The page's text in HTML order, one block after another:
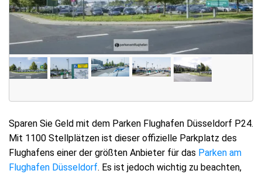
Sparen Sie Geld mit dem Parken Flughafen Düsseldorf P24.
Mit 1100 Stellplätzen ist dieser offizielle Parkplatz des
Flughafens einer der größten Anbieter für das Parken am
Flughafen Düsseldorf. Es ist jedoch wichtig zu beachten,